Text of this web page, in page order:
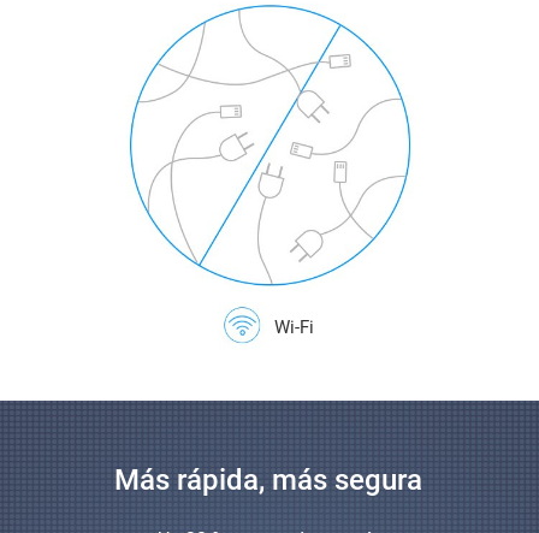
Wi-Fi
Más rápida, más segura